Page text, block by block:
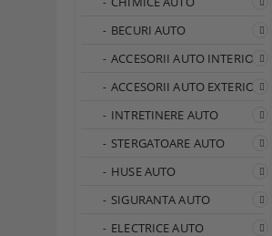
BECURI AUTO
ACCESORII AUTO INTERIOR
ACCESORII AUTO EXTERIOR
INTRETINERE AUTO
STERGATOARE AUTO
HUSE AUTO
SIGURANTA AUTO
ELECTRICE AUTO